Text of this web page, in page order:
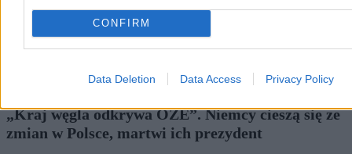
CONFIRM
Data Deletion Data Access Privacy Policy
„Kraj węgla odkrywa OZE”. Niemcy cieszą się ze
zmian w Polsce, martwi ich prezydent